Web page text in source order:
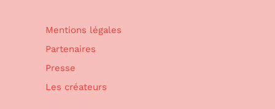
Mentions légales
Partenaires
Presse
Les créateurs